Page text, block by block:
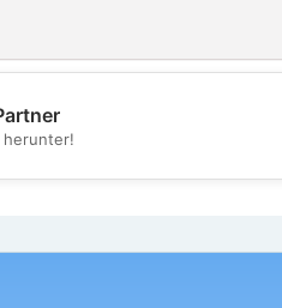
herunter!